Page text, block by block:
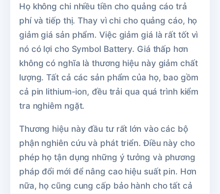
Họ không chi nhiều tiền cho quảng cáo trả
phí và tiếp thị. Thay vì chi cho quảng cáo, họ
giảm giá sản phẩm. Việc giảm giá là rất tốt vì
nó có lợi cho Symbol Battery. Giá thấp hơn
không có nghĩa là thương hiệu này giảm chất
lượng. Tất cả các sản phẩm của họ, bao gồm
cả pin lithium-ion, đều trải qua quá trình kiểm
tra nghiêm ngặt.
Thương hiệu này đầu tư rất lớn vào các bộ
phận nghiên cứu và phát triển. Điều này cho
phép họ tận dụng những ý tưởng và phương
pháp đổi mới để nâng cao hiệu suất pin. Hơn
nữa, họ cũng cung cấp bảo hành cho tất cả